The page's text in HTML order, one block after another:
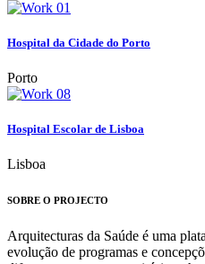
Hospital da Cidade do Porto
Porto
Hospital Escolar de Lisboa
Lisboa
SOBRE O PROJECTO
Arquitecturas da Saúde é uma
evolução de programas e